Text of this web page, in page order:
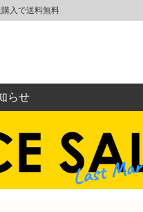
入で送料無料
らせ